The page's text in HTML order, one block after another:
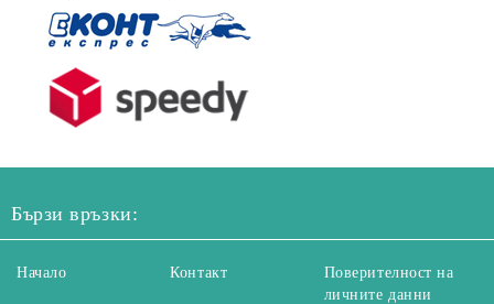
Бързи връзки:
Начало Контакт
Поверителност на
личните данни